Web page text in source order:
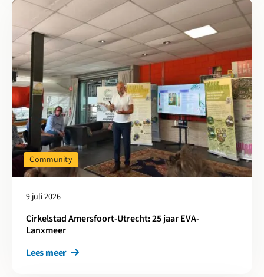
9 juli 2026
Cirkelstad Amersfoort-Utrecht: 25 jaar EVA-
Lanxmeer
Community
Lees meer
Lees meer over Cirkelstad Amersfoort-Utrecht: 25 jaar EVA-